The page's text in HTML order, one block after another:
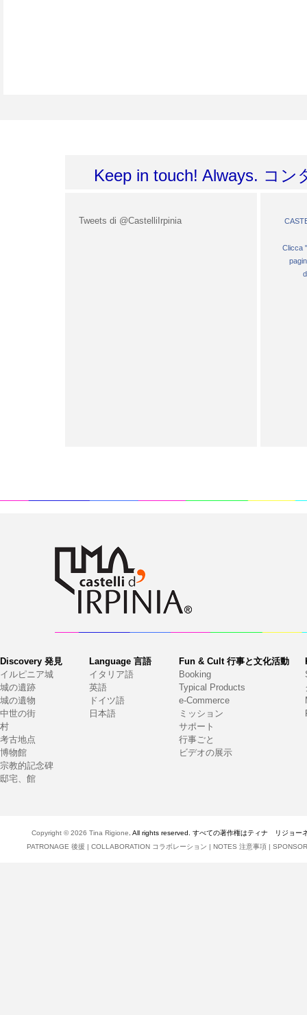
Keep in touch! Always. コン
Tweets di @CastelliIrpinia
Clicca
Discovery 発見
イルピニア城
城の遺跡
城の遺物
中世の街
村
考古地点
博物館
宗教的記念碑
邸宅、館
Language 言語
イタリア語
英語
ドイツ語
日本語
Fun & Cult 行事と文化活動
Booking
Typical Products
e-Commerce
ミッション
サポート
行事ごと
ビデオの展示
Copyright © 2026 Tina Rigione . All rights reserved. すべての著作権はティナ リジョー
PATRONAGE 後援 | COLLABORATION コラボレーション | NOTES 注意事項 |